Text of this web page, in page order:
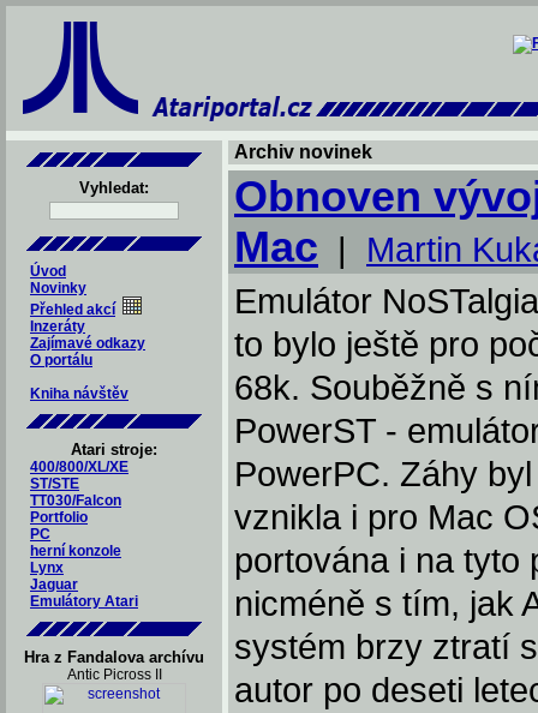
Vyhledat:
Úvod
Novinky
Přehled akcí
Inzeráty
Zajímavé odkazy
O portálu
Kniha návštěv
Atari stroje:
400/800/XL/XE
ST/STE
TT030/Falcon
Portfolio
PC
herní konzole
Lynx
Jaguar
Emulátory Atari
Hra z Fandalova archívu
Antic Picross II
Archiv novinek
Obnoven
Mac | Martin
Emulátor
to bylo ještě pro
68k. Souběžně s
PowerST -
PowerPC. Záhy
vznikla i pro Mac
portována i na tyto
nicméně s tím, jak
systém brzy ztratí
autor po deseti